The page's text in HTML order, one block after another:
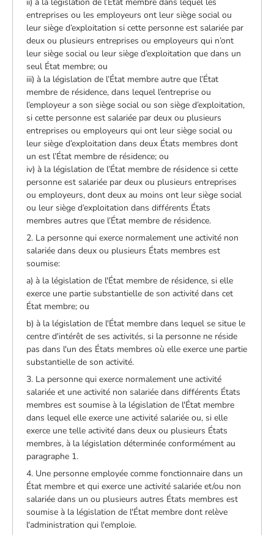
entreprises ou les employeurs ont leur siège social ou
leur siège d’exploitation si cette personne est salariée par
deux ou plusieurs entreprises ou employeurs qui n’ont
leur siège social ou leur siège d’exploitation que dans un
seul État membre; ou
iii) à la législation de l’État membre autre que l’État
membre de résidence, dans lequel l’entreprise ou
l’employeur a son siège social ou son siège d’exploitation,
si cette personne est salariée par deux ou plusieurs
entreprises ou employeurs qui ont leur siège social ou
leur siège d’exploitation dans deux États membres dont
un est l’État membre de résidence; ou
iv) à la législation de l’État membre de résidence si cette
personne est salariée par deux ou plusieurs entreprises
ou employeurs, dont deux au moins ont leur siège social
ou leur siège d’exploitation dans différents États
membres autres que l’État membre de résidence.
2. La personne qui exerce normalement une activité non
salariée dans deux ou plusieurs États membres est
soumise:
a) à la législation de l'État membre de résidence, si elle
exerce une partie substantielle de son activité dans cet
État membre; ou
b) à la législation de l'État membre dans lequel se situe le
centre d'intérêt de ses activités, si la personne ne réside
pas dans l'un des États membres où elle exerce une partie
substantielle de son activité.
3. La personne qui exerce normalement une activité
salariée et une activité non salariée dans différents États
membres est soumise à la législation de l'État membre
dans lequel elle exerce une activité salariée ou, si elle
exerce une telle activité dans deux ou plusieurs États
membres, à la législation déterminée conformément au
paragraphe 1.
4. Une personne employée comme fonctionnaire dans un
État membre et qui exerce une activité salariée et/ou non
salariée dans un ou plusieurs autres États membres est
soumise à la législation de l'État membre dont relève
l'administration qui l'emploie.